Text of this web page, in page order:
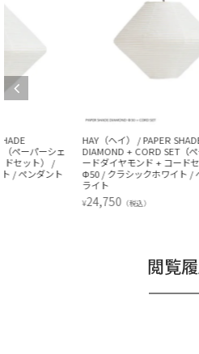
HAY（ヘイ） / PAPER SHADE
DIAMOND + CORD SET（ペーパーシェ
ードダイヤモンド + コードセット） /
Φ50 / クラシックホワイト / ペンダント
+
閲覧